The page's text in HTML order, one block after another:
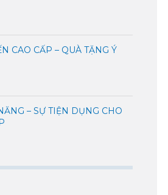
CAO CẤP – QUÀ TẶNG Ý
– SỰ TIỆN DỤNG CHO